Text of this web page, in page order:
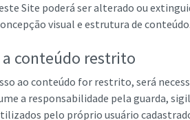
Site poderá ser alterado ou
visual e estrutura de conteúdo.
a conteúdo restrito
ao conteúdo for restrito, será
a responsabilidade pela guarda,
pelo próprio usuário